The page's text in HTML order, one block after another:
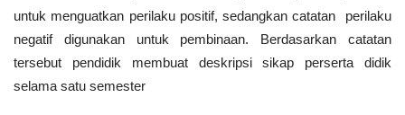
untuk menguatkan perilaku positif, sedangkan catatan perilaku
negatif digunakan untuk pembinaan. Berdasarkan catatan
tersebut pendidik membuat deskripsi sikap perserta didik
selama satu semester